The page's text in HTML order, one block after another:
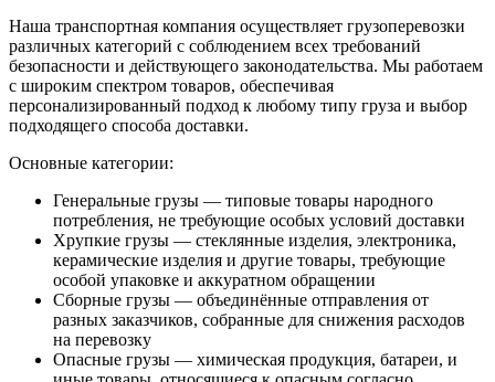
Наша транспортная компания осуществляет грузоперевозки
различных категорий с соблюдением всех требований
безопасности и действующего законодательства. Мы работаем
с широким спектром товаров, обеспечивая
персонализированный подход к любому типу груза и выбор
подходящего способа доставки.
Основные категории:
Генеральные грузы — типовые товары народного
потребления, не требующие особых условий доставки
Хрупкие грузы — стеклянные изделия, электроника,
керамические изделия и другие товары, требующие
особой упаковке и аккуратном обращении
Сборные грузы — объединённые отправления от
разных заказчиков, собранные для снижения расходов
на перевозку
Опасные грузы — химическая продукция, батареи, и